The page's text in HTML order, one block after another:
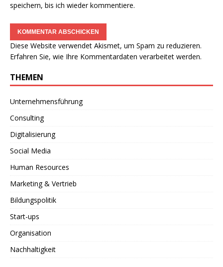
speichern, bis ich wieder kommentiere.
Diese Website verwendet Akismet, um Spam zu reduzieren.
Erfahren Sie, wie Ihre Kommentardaten verarbeitet werden.
THEMEN
Unternehmensführung
Consulting
Digitalisierung
Social Media
Human Resources
Marketing & Vertrieb
Bildungspolitik
Start-ups
Organisation
Nachhaltigkeit